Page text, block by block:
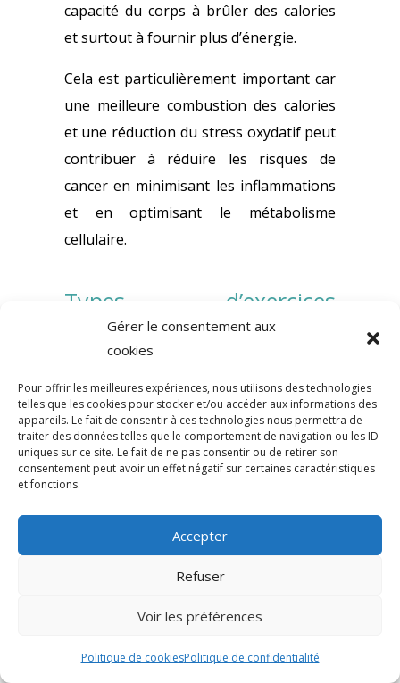
Gérer le consentement aux
cookies
Pour offrir les meilleures expériences, nous utilisons des technologies
telles que les cookies pour stocker et/ou accéder aux informations des
appareils. Le fait de consentir à ces technologies nous permettra de
traiter des données telles que le comportement de navigation ou les ID
uniques sur ce site. Le fait de ne pas consentir ou de retirer son
consentement peut avoir un effet négatif sur certaines caractéristiques
et fonctions.
Accepter
Refuser
Voir les préférences
Politique de cookiesPolitique de confidentialité
capacité du corps à brûler des calories
et surtout à fournir plus d’énergie.
Cela est particulièrement important car
une meilleure combustion des calories
et une réduction du stress oxydatif peut
contribuer à réduire les risques de
cancer en minimisant les inflammations
et en optimisant le métabolisme
cellulaire.
Types d’exercices
recommandés et leurs
bienfaits
Cardio (Aérobie): Les exercices
cardiovasculaires comme la course, la
natation ou le vélo sont essentiels pour
améliorer la circulation sanguine.Une
meilleure circulation permet une
meilleure distribution des nutriments et
corps, ce qui peut aider à prévenir la
croissance de cellules cancéreuses.